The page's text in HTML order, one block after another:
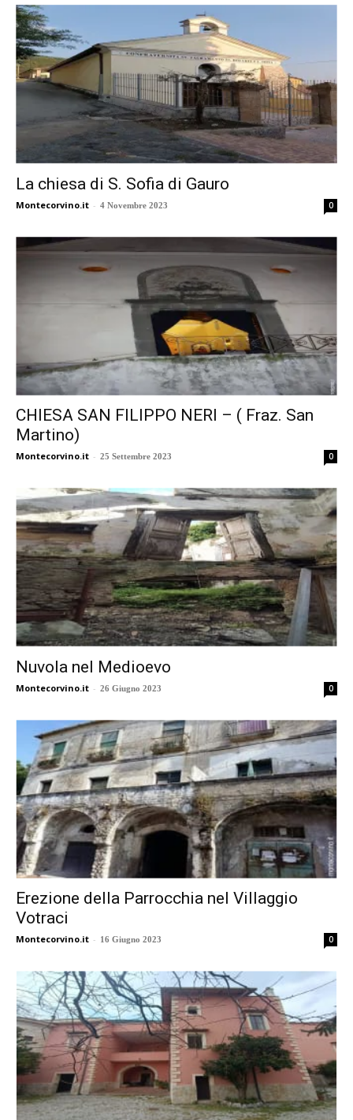
La chiesa di S. Sofia di Gauro
Montecorvino.it - 4 Novembre 2023 0
CHIESA SAN FILIPPO NERI – ( Fraz. San
Martino)
Montecorvino.it - 25 Settembre 2023 0
Nuvola nel Medioevo
Montecorvino.it - 26 Giugno 2023 0
Erezione della Parrocchia nel Villaggio
Votraci
Montecorvino.it - 16 Giugno 2023 0